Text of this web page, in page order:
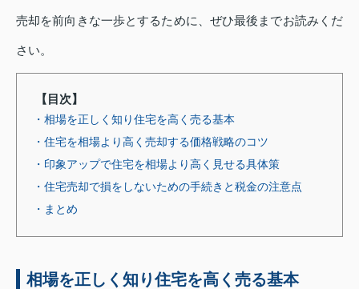
売却を前向きな一歩とするために、ぜひ最後までお読みくだ
さい。
【目次】
・相場を正しく知り住宅を高く売る基本
・住宅を相場より高く売却する価格戦略のコツ
・印象アップで住宅を相場より高く見せる具体策
・住宅売却で損をしないための手続きと税金の注意点
・まとめ
相場を正しく知り住宅を高く売る基本